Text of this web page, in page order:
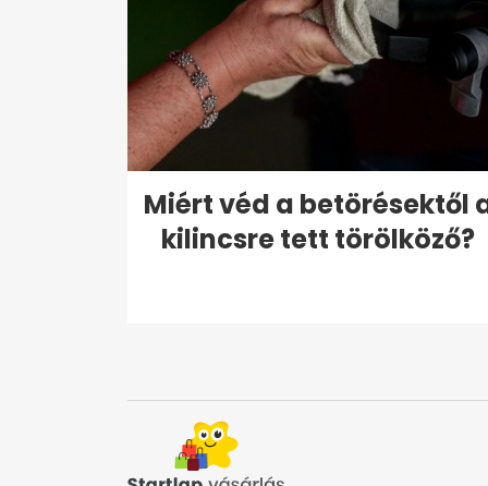
Miért véd a betörésektől
kilincsre tett törölköző?